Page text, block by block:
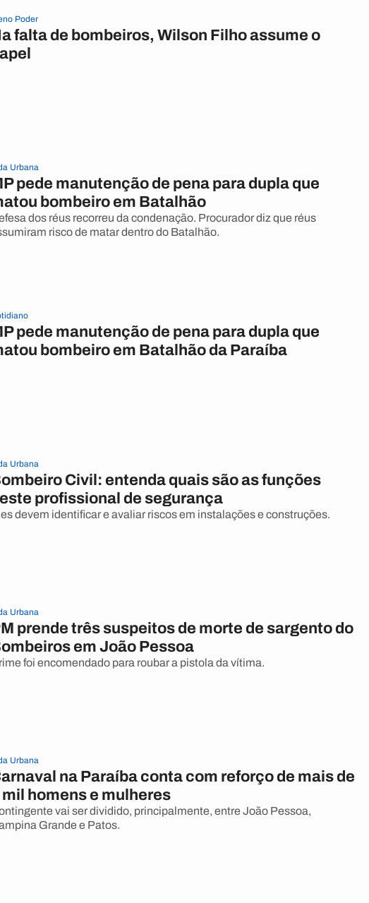
Poder
falta de bombeiros, Wilson Filho assume o
Urbana
pede manutenção de pena para dupla que
bombeiro em Batalhão
dos réus recorreu da condenação. Procurador diz que réus
risco de matar dentro do Batalhão.
pede manutenção de pena para dupla que
bombeiro em Batalhão da Paraíba
Urbana
Civil: entenda quais são as funções
profissional de segurança
devem identificar e avaliar riscos em instalações e construções.
Urbana
prende três suspeitos de morte de sargento do
em João Pessoa
foi encomendado para roubar a pistola da vítima.
Urbana
na Paraíba conta com reforço de mais de
mil homens e mulheres
vai ser dividido, principalmente, entre João Pessoa,
Grande e Patos.